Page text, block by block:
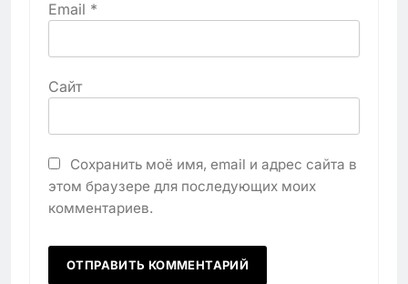
Email *
Сайт
Сохранить моё имя, email и адрес сайта в
этом браузере для последующих моих
комментариев.